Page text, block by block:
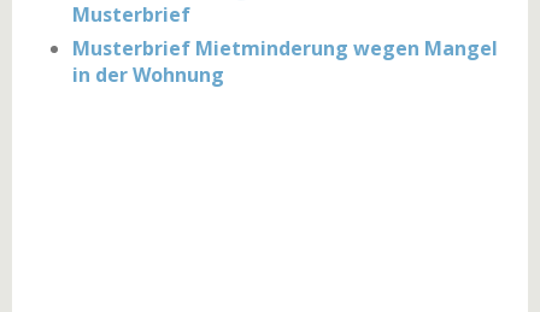
Musterbrief
Musterbrief Mietminderung wegen Mangel
in der Wohnung